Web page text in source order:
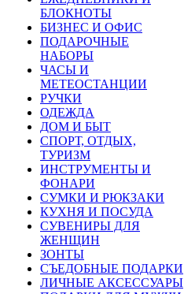
БЛОКНОТЫ
БИЗНЕС И ОФИС
ПОДАРОЧНЫЕ
НАБОРЫ
ЧАСЫ И
МЕТЕОСТАНЦИИ
РУЧКИ
ОДЕЖДА
ДОМ И БЫТ
СПОРТ, ОТДЫХ,
ТУРИЗМ
ИНСТРУМЕНТЫ И
ФОНАРИ
СУМКИ И РЮКЗАКИ
КУХНЯ И ПОСУДА
СУВЕНИРЫ ДЛЯ
ЖЕНЩИН
ЗОНТЫ
СЪЕДОБНЫЕ ПОДАРКИ
ЛИЧНЫЕ АКСЕССУАРЫ